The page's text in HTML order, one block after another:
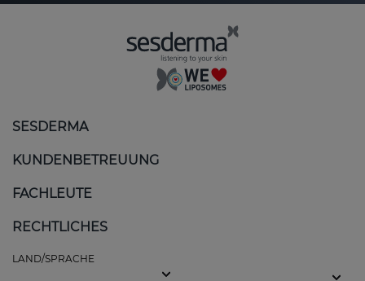
SESDERMA
KUNDENBETREUUNG
FACHLEUTE
RECHTLICHES
LAND/SPRACHE